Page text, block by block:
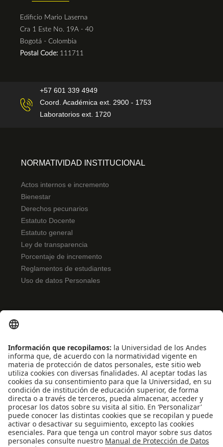
Edificio Mario Laserna
Cra 1 Este No. 19A - 40
Bogotá - Colombia
Postal Code: 111711
+57 601 339 4949
Coord. Académica ext. 2900 - 1753
Laboratorios ext. 1720
NORMATIVIDAD INSTITUCIONAL
Actos internos e incremento
Bienestar
Derechos pecunarios
Estatuto Docente
Estatuto general
Ley de transparencia
Porcentaje de incremento
Reglamentos de estudiantes
Uso de datos Personales
Noticias
Eventos
Profesores
Iniciativas estudiantiles
Escuela Internacional de Verano
Apoyo financiero
Software y tecnología